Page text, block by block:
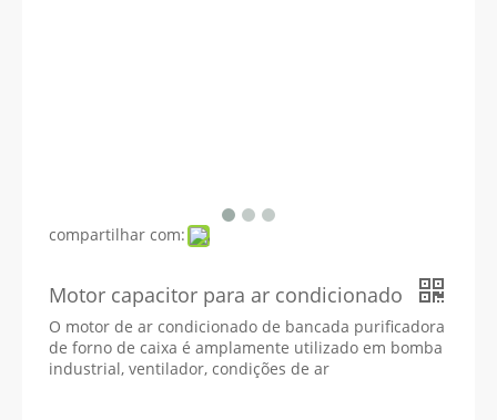
compartilhar com:
Motor capacitor para ar condicionado
O motor de ar condicionado de bancada purificadora
de forno de caixa é amplamente utilizado em bomba
industrial, ventilador, condições de ar